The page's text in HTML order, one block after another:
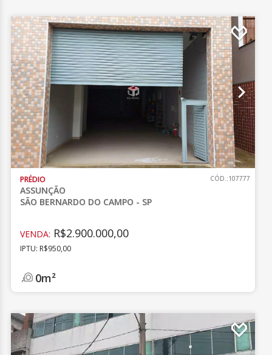
PRÉDIO
ASSUNÇÃO
SÃO BERNARDO DO CAMPO - SP
CÓD.:107777
VENDA: R$2.900.000,00
IPTU: R$950,00
0m²